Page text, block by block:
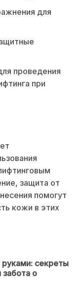
для
проведения
при
защита от
помогут
кожи в этих
секреты
о